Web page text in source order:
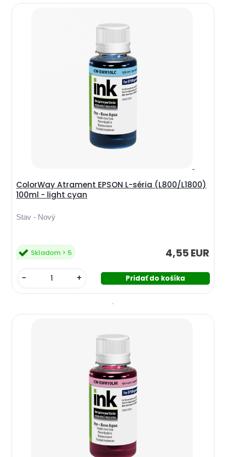
ColorWay Atrament EPSON L-séria (L800/L1800)
100ml - light cyan
Stav - Nový
4,55 EUR
Skladom > 5
- +